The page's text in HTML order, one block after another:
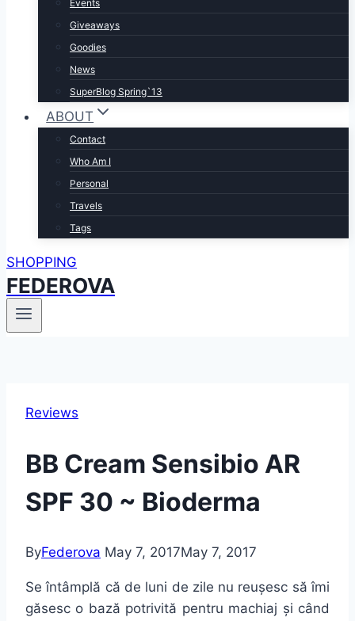
Events
Giveaways
Goodies
News
SuperBlog Spring`13
ABOUT
Contact
Who Am I
Personal
Travels
Tags
SHOPPING
FEDEROVA
Reviews
BB Cream Sensibio AR
SPF 30 ~ Bioderma
ByFederova May 7, 2017May 7, 2017
Se întâmplă că de luni de zile nu reușesc să îmi
găsesc o bază potrivită pentru machiaj și când